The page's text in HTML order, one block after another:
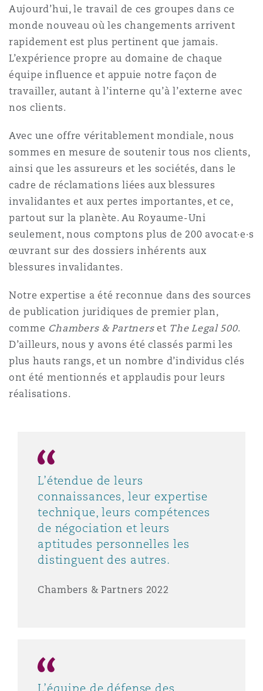
Aujourd’hui, le travail de ces groupes dans ce
monde nouveau où les changements arrivent
rapidement est plus pertinent que jamais.
L’expérience propre au domaine de chaque
équipe influence et appuie notre façon de
travailler, autant à l’interne qu’à l’externe avec
nos clients.
Avec une offre véritablement mondiale, nous
sommes en mesure de soutenir tous nos clients,
ainsi que les assureurs et les sociétés, dans le
cadre de réclamations liées aux blessures
invalidantes et aux pertes importantes, et ce,
partout sur la planète. Au Royaume-Uni
seulement, nous comptons plus de 200 avocat·e·s
œuvrant sur des dossiers inhérents aux
blessures invalidantes.
Notre expertise a été reconnue dans des sources
de publication juridiques de premier plan,
comme Chambers & Partnerset The Legal 500.
D’ailleurs, nous y avons été classés parmi les
plus hauts rangs, et un nombre d’individus clés
ont été mentionnés et applaudis pour leurs
réalisations.
L’étendue de leurs
connaissances, leur expertise
technique, leurs compétences
de négociation et leurs
aptitudes personnelles les
distinguent des autres.
Chambers & Partners 2022
L’équipe de défense des